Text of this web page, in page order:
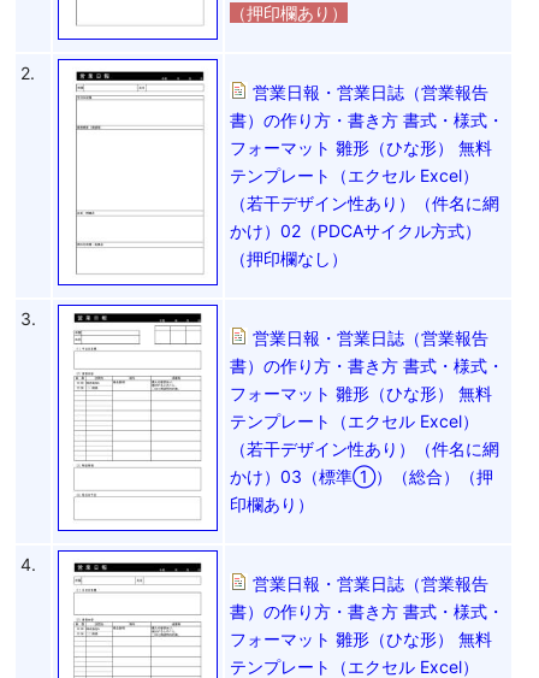
（押印欄あり）
2.
営業日報・営業日誌（営業報告
書）の作り方・書き方 書式・様式・
フォーマット 雛形（ひな形） 無料
テンプレート（エクセル Excel）
（若干デザイン性あり）（件名に網
かけ）02（PDCAサイクル方式）
（押印欄なし）
3.
営業日報・営業日誌（営業報告
書）の作り方・書き方 書式・様式・
フォーマット 雛形（ひな形） 無料
テンプレート（エクセル Excel）
（若干デザイン性あり）（件名に網
かけ）03（標準①）（総合）（押
印欄あり）
4.
営業日報・営業日誌（営業報告
書）の作り方・書き方 書式・様式・
フォーマット 雛形（ひな形） 無料
テンプレート（エクセル Excel）